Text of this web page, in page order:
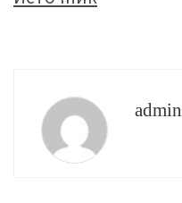
admin